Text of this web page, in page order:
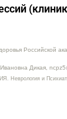
Российской
Дикая,
и